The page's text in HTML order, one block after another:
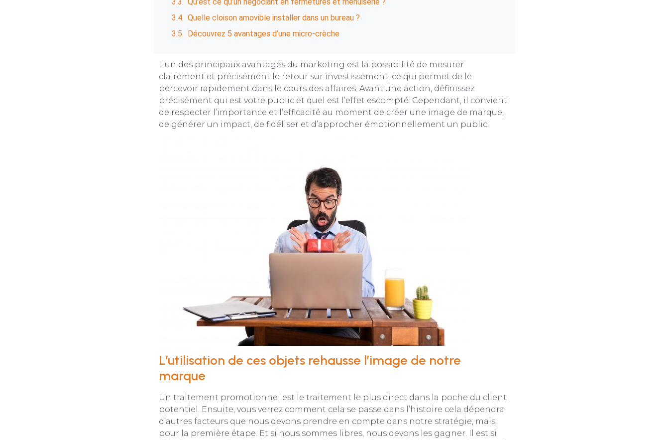
Qu’est ce qu’un négociant en fermetures et menuiserie ?
Quelle cloison amovible installer dans un bureau ?
Découvrez 5 avantages d’une micro-crèche
L’un des principaux avantages du marketing est la possibilité de mesurer
clairement et précisément le retour sur investissement, ce qui permet de le
percevoir rapidement dans le cours des affaires. Avant une action, définissez
précisément qui est votre public et quel est l’effet escompté. Cependant, il convient
de respecter l’importance et l’efficacité au moment de créer une image de marque,
de générer un impact, de fidéliser et d’approcher émotionnellement un public.
L’utilisation de ces objets rehausse l’image de notre
marque
Un traitement promotionnel est le traitement le plus direct dans la poche du client
potentiel. Ensuite, vous verrez comment cela se passe dans l’histoire cela dépendra
d’autres facteurs que nous devons prendre en compte dans notre stratégie, mais
pour la première étape. Et si nous sommes libres, nous devons les gagner. Il est si